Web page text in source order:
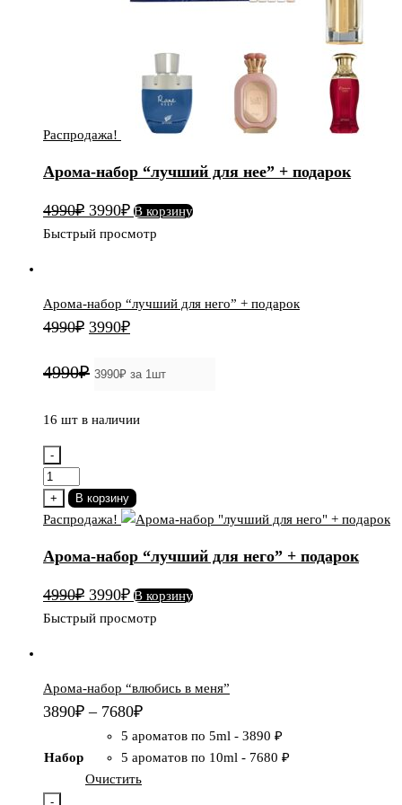
Распродажа!
Арома-набор “лучший для нее” + подарок
4990₽ Первоначальная
цена
3990₽Текущая
цена:
В корзину
Быстрый просмотр
Арома-набор “лучший для него” + подарок
4990₽ Первоначальная
составляла
3990₽Текущая
3990₽.
4990₽
16 шт в наличии
-
Количество
товара
Арома-
"лучший
него"
+
+ В корзину
Распродажа!
Арома-набор “лучший для него” + подарок
4990₽ Первоначальная
цена
3990₽Текущая
цена:
В корзину
Быстрый просмотр
Арома-набор “влюбись в меня”
3890₽ – 7680₽
Набор
5 ароматов по 5ml - 3890 ₽
5 ароматов по 10ml - 7680 ₽
Очистить
-